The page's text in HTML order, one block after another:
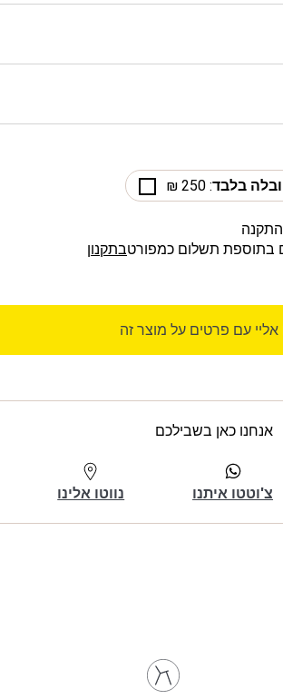
בלבד: 250 ₪
בתוספת תשלום כמפורטבתקנון
אליי עם פרטים על מוצר זה
אנחנו כאן בשבילכם
צ'וטטו איתנו נווטו אלינו